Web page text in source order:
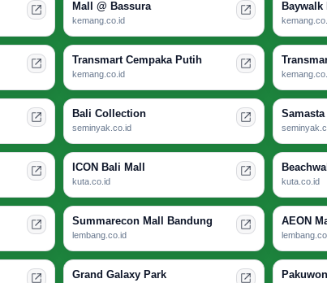
Mall @ Bassura
kemang.co.id
Transmart Cempaka Putih
kemang.co.id
Bali Collection
seminyak.co.id
ICON Bali Mall
kuta.co.id kuta.co.id
Summarecon Mall Bandung
lembang.co.id
AEON
Grand Galaxy Park